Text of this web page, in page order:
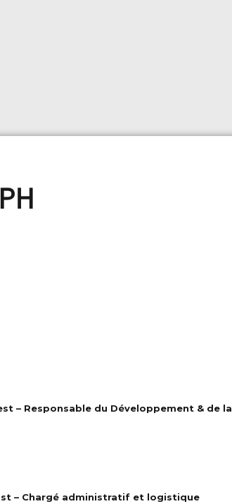
– Responsable du Développement & de la
– Chargé administratif et logistique